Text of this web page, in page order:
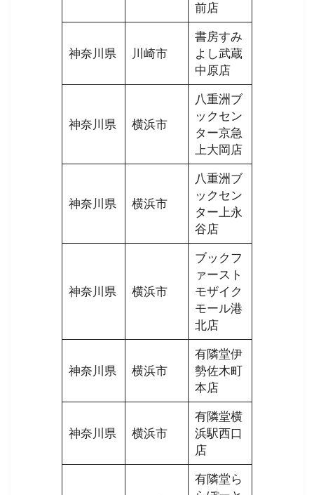
前店
神奈川県 川崎市
書房すみ
よし武蔵
中原店
神奈川県 横浜市
八重洲ブ
ックセン
ター京急
上大岡店
神奈川県 横浜市
八重洲ブ
ックセン
ター上永
谷店
神奈川県 横浜市
ブックフ
ァースト
モザイク
モール港
北店
神奈川県 横浜市
有隣堂伊
勢佐木町
本店
神奈川県 横浜市
有隣堂横
浜駅西口
店
有隣堂ら